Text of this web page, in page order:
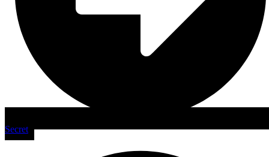
Secret